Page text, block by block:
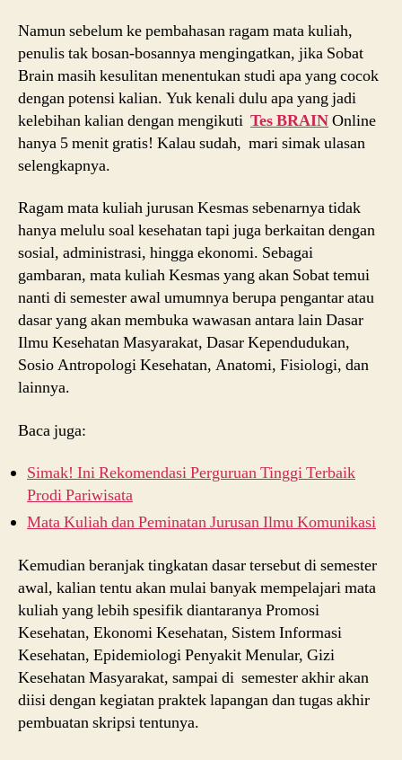
Namun sebelum ke pembahasan ragam mata kuliah,
penulis tak bosan-bosannya mengingatkan, jika Sobat
Brain masih kesulitan menentukan studi apa yang cocok
dengan potensi kalian. Yuk kenali dulu apa yang jadi
kelebihan kalian dengan mengikuti Tes BRAINOnline
hanya 5 menit gratis! Kalau sudah, mari simak ulasan
selengkapnya.
Ragam mata kuliah jurusan Kesmas sebenarnya tidak
hanya melulu soal kesehatan tapi juga berkaitan dengan
sosial, administrasi, hingga ekonomi. Sebagai
gambaran, mata kuliah Kesmas yang akan Sobat temui
nanti di semester awal umumnya berupa pengantar atau
dasar yang akan membuka wawasan antara lain Dasar
Ilmu Kesehatan Masyarakat, Dasar Kependudukan,
Sosio Antropologi Kesehatan, Anatomi, Fisiologi, dan
lainnya.
Baca juga:
Simak! Ini Rekomendasi Perguruan Tinggi Terbaik
Prodi Pariwisata
Mata Kuliah dan Peminatan Jurusan Ilmu Komunikasi
Kemudian beranjak tingkatan dasar tersebut di semester
awal, kalian tentu akan mulai banyak mempelajari mata
kuliah yang lebih spesifik diantaranya Promosi
Kesehatan, Ekonomi Kesehatan, Sistem Informasi
Kesehatan, Epidemiologi Penyakit Menular, Gizi
Kesehatan Masyarakat, sampai di semester akhir akan
diisi dengan kegiatan praktek lapangan dan tugas akhir
pembuatan skripsi tentunya.